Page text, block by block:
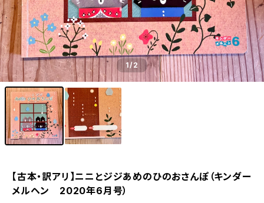
1/2
【古本・訳アリ】ニニとジジあめのひのおさんぽ（キンダー
メルヘン 2020年6月号）